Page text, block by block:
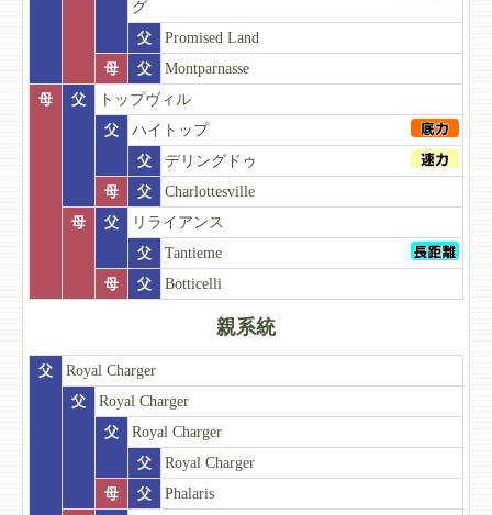
グ
父
Promised Land
母
父
Montparnasse
母
父
トップヴィル
父
ハイトップ
父
デリングドゥ
母
父
Charlottesville
母
父
リライアンス
父
Tantieme
母
父 Botticelli
親系統
父
Royal Charger
父
Royal Charger
父
Royal Charger
父
Royal Charger
母
父
Phalaris